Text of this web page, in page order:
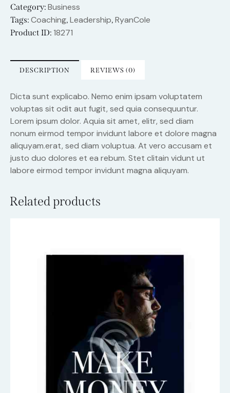
Category: Business
Tags: Coaching, Leadership, RyanCole
Product ID: 18271
DESCRIPTION REVIEWS (0)
Dicta sunt explicabo. Nemo enim ipsam voluptatem
voluptas sit odit aut fugit, sed quia consequuntur.
Lorem ipsum dolor. Aquia sit amet, elitr, sed diam
nonum eirmod tempor invidunt labore et dolore magna
aliquyam.erat, sed diam voluptua. At vero accusam et
justo duo dolores et ea rebum. Stet clitain vidunt ut
labore eirmod tempor invidunt magna aliquyam.
Related products